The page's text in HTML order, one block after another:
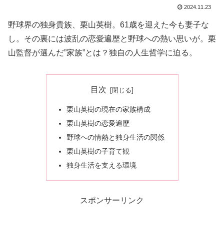
2024.11.23
野球界の独身貴族、栗山英樹。61歳を迎えた今も妻子な
し。その裏には波乱の恋愛遍歴と野球への熱い思いが。栗
山監督が選んだ”家族”とは？独自の人生哲学に迫る。
目次
栗山英樹の現在の家族構成
栗山英樹の恋愛遍歴
野球への情熱と独身生活の関係
栗山英樹の子育て観
独身生活を支える環境
スポンサーリンク